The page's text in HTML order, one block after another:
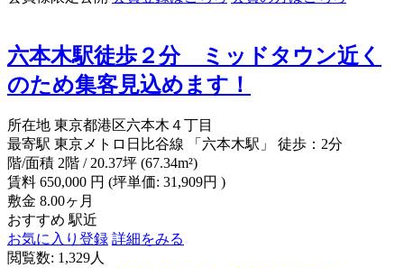
六本木駅徒歩２分 ミッドタウン近く
のため集客見込めます！
所在地 東京都港区六本木４丁目
最寄駅 東京メトロ日比谷線 「六本木駅」 徒歩：2分
階/面積 2階 / 20.37坪 (67.34m²)
賃料 650,000 円 (坪単価: 31,909円 )
敷金 8.00ヶ月
おすすめ 駅近
お気に入り登録 詳細をみる
閲覧数: 1,329人